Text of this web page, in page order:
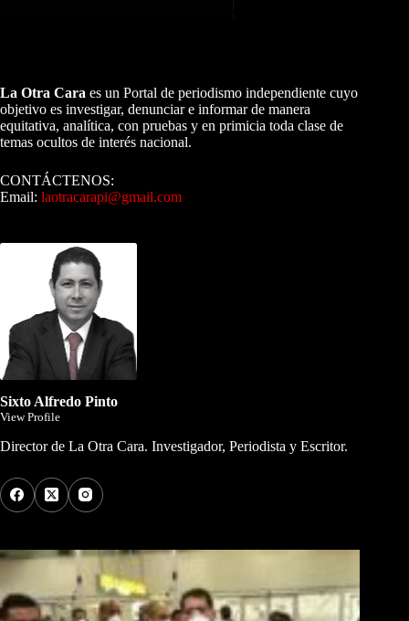
La Otra Cara es un Portal de periodismo independiente cuyo
objetivo es investigar, denunciar e informar de manera
equitativa, analítica, con pruebas y en primicia toda clase de
temas ocultos de interés nacional.
CONTÁCTENOS:
Email: laotracarapi@gmail.com
Sixto Alfredo Pinto
View Profile
Director de La Otra Cara. Investigador, Periodista y Escritor.